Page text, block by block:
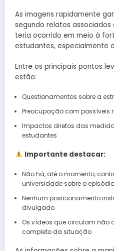
As imagens rapidamente
segundo relatos
teria ocorrido em meio à
estudantes, especialmente
Entre os principais pontos
estão:
Questionamentos sobre a
Preocupação com possíveis
Impactos diretos das
estudantes
Importante destacar:
Não há, até o momento,
universidade sobre o
Nenhum posicionamento
divulgado
Os vídeos que circulam não
completo da situação